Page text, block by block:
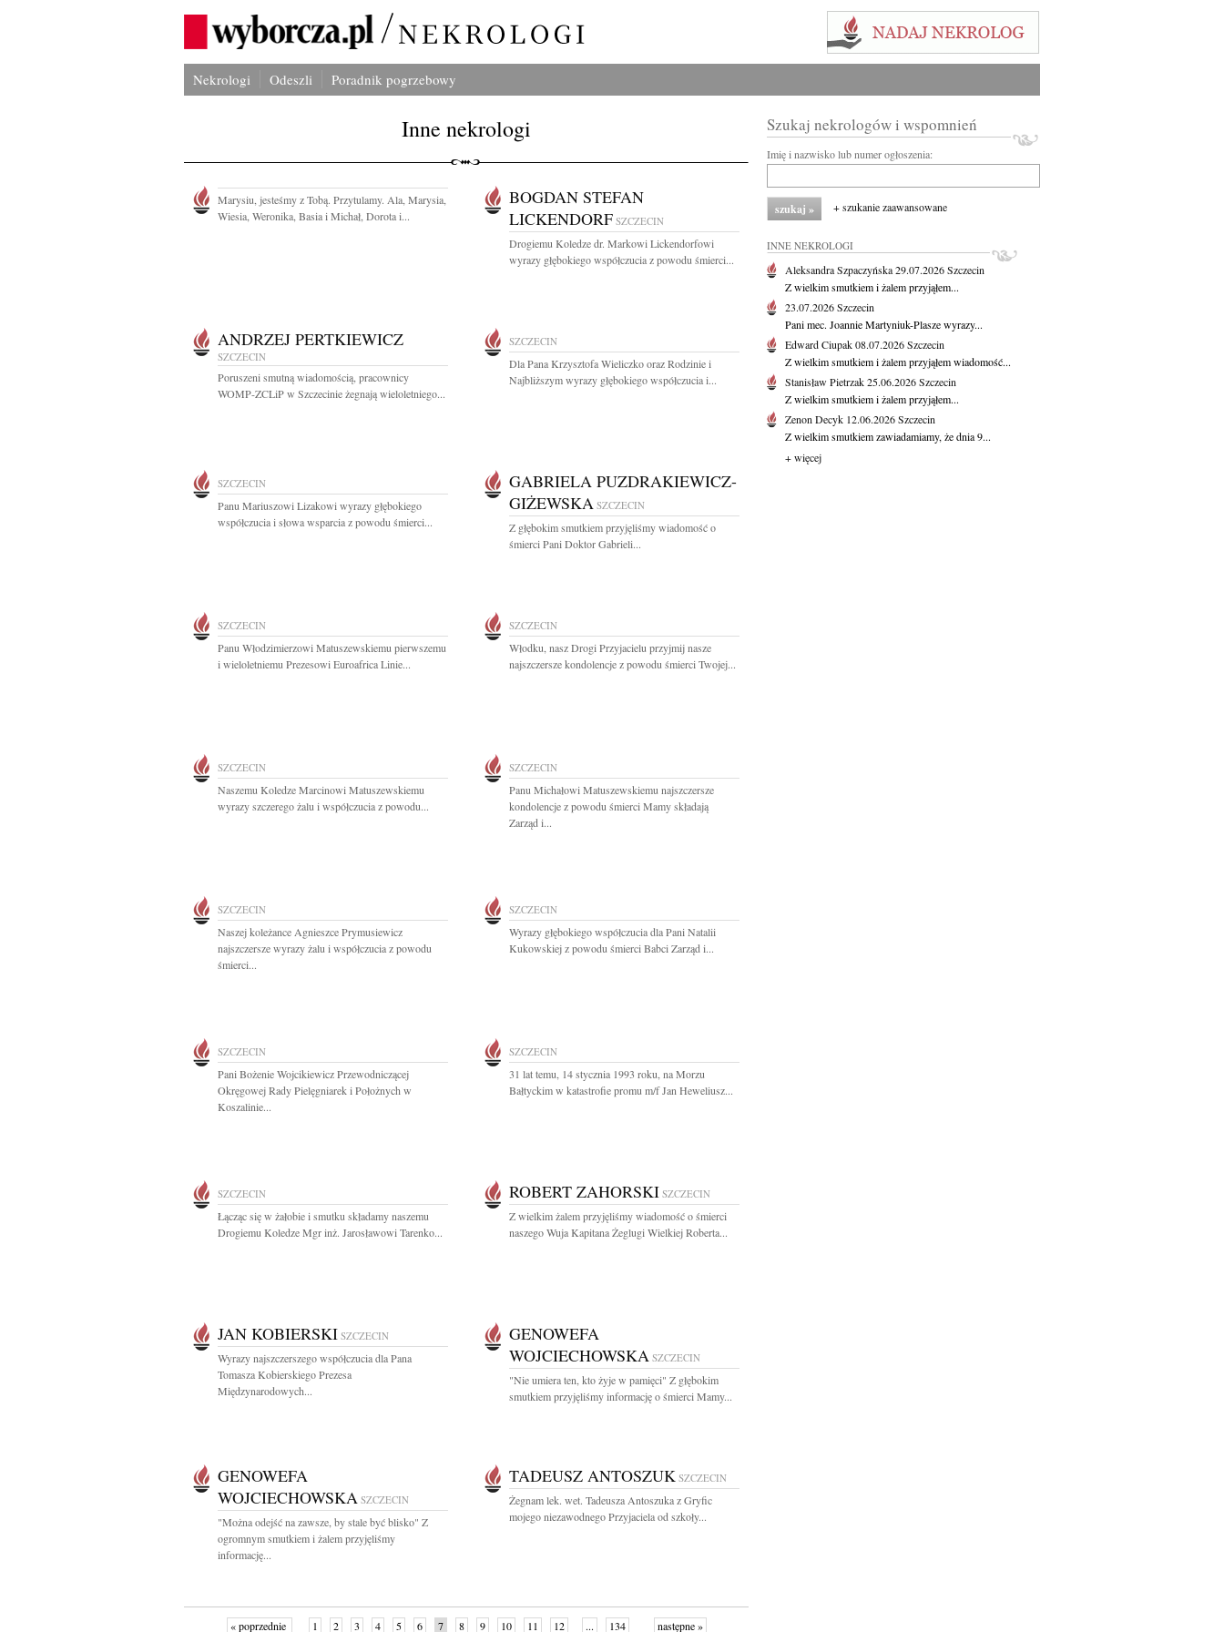
Nekrologi Odeszli Poradnik pogrzebowy
Inne nekrologi
Marysiu, jesteśmy z Tobą. Przytulamy. Ala, Marysia,
Wiesia, Weronika, Basia i Michał, Dorota i...
BOGDAN STEFAN
LICKENDORF SZCZECIN
Drogiemu Koledze dr. Markowi Lickendorfowi
wyrazy głębokiego współczucia z powodu śmierci...
ANDRZEJ PERTKIEWICZ
SZCZECIN
Poruszeni smutną wiadomością, pracownicy
WOMP-ZCLiP w Szczecinie żegnają wieloletniego...
SZCZECIN
Dla Pana Krzysztofa Wieliczko oraz Rodzinie i
Najbliższym wyrazy głębokiego współczucia i...
SZCZECIN
Panu Mariuszowi Lizakowi wyrazy głębokiego
współczucia i słowa wsparcia z powodu śmierci...
GABRIELA PUZDRAKIEWICZ-
GIŻEWSKA SZCZECIN
Z głębokim smutkiem przyjęliśmy wiadomość o
śmierci Pani Doktor Gabrieli...
SZCZECIN
Panu Włodzimierzowi Matuszewskiemu pierwszemu
i wieloletniemu Prezesowi Euroafrica Linie...
SZCZECIN
Włodku, nasz Drogi Przyjacielu przyjmij nasze
najszczersze kondolencje z powodu śmierci Twojej...
SZCZECIN
Naszemu Koledze Marcinowi Matuszewskiemu
wyrazy szczerego żalu i współczucia z powodu...
SZCZECIN
Panu Michałowi Matuszewskiemu najszczersze
kondolencje z powodu śmierci Mamy składają
Zarząd i...
SZCZECIN
Naszej koleżance Agnieszce Prymusiewicz
najszczersze wyrazy żalu i współczucia z powodu
śmierci...
SZCZECIN
Wyrazy głębokiego współczucia dla Pani Natalii
Kukowskiej z powodu śmierci Babci Zarząd i...
SZCZECIN
Pani Bożenie Wojcikiewicz Przewodniczącej
Okręgowej Rady Pielęgniarek i Położnych w
Koszalinie...
SZCZECIN
31 lat temu, 14 stycznia 1993 roku, na Morzu
Bałtyckim w katastrofie promu m/f Jan Heweliusz...
SZCZECIN
Łącząc się w żałobie i smutku składamy naszemu
Drogiemu Koledze Mgr inż. Jarosławowi Tarenko...
ROBERT ZAHORSKI SZCZECIN
Z wielkim żalem przyjęliśmy wiadomość o śmierci
naszego Wuja Kapitana Żeglugi Wielkiej Roberta...
JAN KOBIERSKI SZCZECIN
Wyrazy najszczerszego współczucia dla Pana
Tomasza Kobierskiego Prezesa
Międzynarodowych...
GENOWEFA
WOJCIECHOWSKA SZCZECIN
"Nie umiera ten, kto żyje w pamięci" Z głębokim
smutkiem przyjęliśmy informację o śmierci Mamy...
GENOWEFA
WOJCIECHOWSKA SZCZECIN
"Można odejść na zawsze, by stale być blisko" Z
ogromnym smutkiem i żalem przyjęliśmy
informację...
TADEUSZ ANTOSZUK SZCZECIN
Żegnam lek. wet. Tadeusza Antoszuka z Gryfic
mojego niezawodnego Przyjaciela od szkoły...
« poprzednie 1 2 3 4 5 6 7 8 9 10 11 12 ... 134 następne »
Szukaj nekrologów i wspomnień
Imię i nazwisko lub numer ogłoszenia:
+ szukanie zaawansowane
INNE NEKROLOGI
Aleksandra Szpaczyńska29.07.2026Szczecin
Z wielkim smutkiem i żalem przyjąłem...
23.07.2026Szczecin
Pani mec. Joannie Martyniuk-Plasze wyrazy...
Edward Ciupak08.07.2026Szczecin
Z wielkim smutkiem i żalem przyjąłem wiadomość...
Stanisław Pietrzak25.06.2026Szczecin
Z wielkim smutkiem i żalem przyjąłem...
Zenon Decyk 12.06.2026Szczecin
Z wielkim smutkiem zawiadamiamy, że dnia 9...
+ więcej